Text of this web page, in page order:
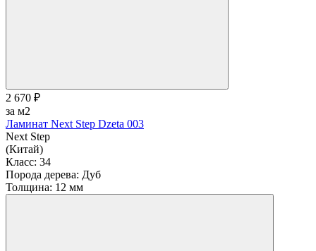
2 670 ₽
за м2
Ламинат Next Step Dzeta 003
Next Step
(Китай)
Класс: 34
Порода дерева: Дуб
Толщина: 12 мм